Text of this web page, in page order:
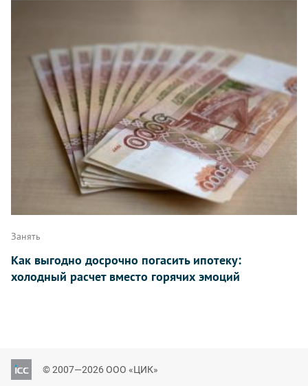
Занять
Как выгодно досрочно погасить ипотеку:
холодный расчет вместо горячих эмоций
© 2007—2026 ООО «ЦИК»